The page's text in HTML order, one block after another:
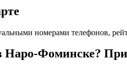
номерами телефонов,
в Наро-